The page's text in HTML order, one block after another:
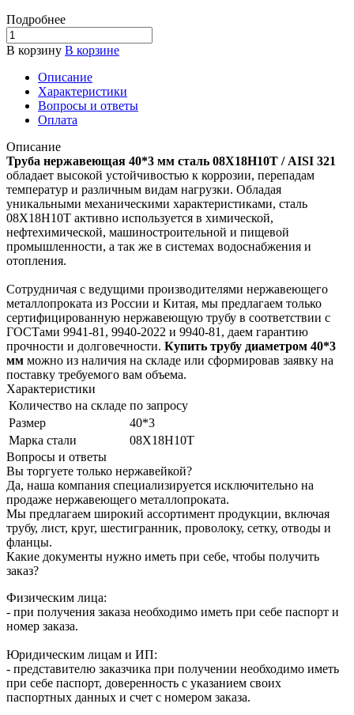
Подробнее
В корзину В корзине
Описание
Характеристики
Вопросы и ответы
Оплата
Описание
Труба нержавеющая 40*3 мм сталь 08Х18Н10Т / AISI 321
обладает высокой устойчивостью к коррозии, перепадам
температур и различным видам нагрузки. Обладая
уникальными механическими характеристиками, сталь
08Х18Н10Т активно используется в химической,
нефтехимической, машиностроительной и пищевой
промышленности, а так же в системах водоснабжения и
отопления.
Сотрудничая с ведущими производителями нержавеющего
металлопроката из России и Китая, мы предлагаем только
сертифицированную нержавеющую трубу в соответствии с
ГОСТами 9941-81, 9940-2022 и 9940-81, даем гарантию
прочности и долговечности. Купить трубу диаметром 40*3
мм можно из наличия на складе или сформировав заявку на
поставку требуемого вам объема.
Характеристики
Количество на складе по запросу
Размер
40*3
Марка стали
08Х18Н10Т
Вопросы и ответы
Вы торгуете только нержавейкой?
Да, наша компания специализируется исключительно на
продаже нержавеющего металлопроката.
Мы предлагаем широкий ассортимент продукции, включая
трубу, лист, круг, шестигранник, проволоку, сетку, отводы и
фланцы.
Какие документы нужно иметь при себе, чтобы получить
заказ?
Физическим лица:
- при получения заказа необходимо иметь при себе паспорт и
номер заказа.
Юридическим лицам и ИП:
- представителю заказчика при получении необходимо иметь
при себе паспорт, доверенность с указанием своих
паспортных данных и счет с номером заказа.